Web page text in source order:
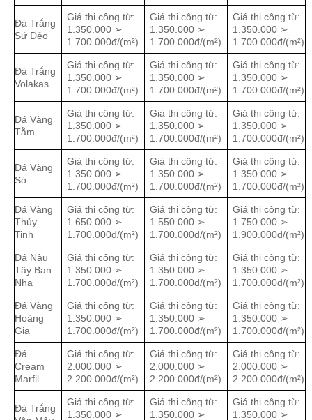
Đá Trắng
Sứ Dẻo
Giá thi công từ:
1.350.000 ➢
1.700.000đ/(m²)
Giá thi công từ:
1.350.000 ➢
1.700.000đ/(m²)
Giá thi công từ:
1.350.000 ➢
1.700.000đ/(m²)
Đá Trắng
Volakas
Giá thi công từ:
1.350.000 ➢
1.700.000đ/(m²)
Giá thi công từ:
1.350.000 ➢
1.700.000đ/(m²)
Giá thi công từ:
1.350.000 ➢
1.700.000đ/(m²)
Đá Vàng
Tằm
Giá thi công từ:
1.350.000 ➢
1.700.000đ/(m²)
Giá thi công từ:
1.350.000 ➢
1.700.000đ/(m²)
Giá thi công từ:
1.350.000 ➢
1.700.000đ/(m²)
Đá Vàng
Sò
Giá thi công từ:
1.350.000 ➢
1.700.000đ/(m²)
Giá thi công từ:
1.350.000 ➢
1.700.000đ/(m²)
Giá thi công từ:
1.350.000 ➢
1.700.000đ/(m²)
Đá Vàng
Thủy
Tinh
Giá thi công từ:
1.650.000 ➢
1.700.000đ/(m²)
Giá thi công từ:
1.550.000 ➢
1.700.000đ/(m²)
Giá thi công từ:
1.750.000 ➢
1.900.000đ/(m²)
Đá Nâu
Tây Ban
Nha
Giá thi công từ:
1.350.000 ➢
1.700.000đ/(m²)
Giá thi công từ:
1.350.000 ➢
1.700.000đ/(m²)
Giá thi công từ:
1.350.000 ➢
1.700.000đ/(m²)
Đá Vàng
Hoàng
Gia
Giá thi công từ:
1.350.000 ➢
1.700.000đ/(m²)
Giá thi công từ:
1.350.000 ➢
1.700.000đ/(m²)
Giá thi công từ:
1.350.000 ➢
1.700.000đ/(m²)
Đá
Cream
Marfil
Giá thi công từ:
2.000.000 ➢
2.200.000đ/(m²)
Giá thi công từ:
2.000.000 ➢
2.200.000đ/(m²)
Giá thi công từ:
2.000.000 ➢
2.200.000đ/(m²)
Đá Trắng
Giá thi công từ:
1.350.000 ➢
Giá thi công từ:
1.350.000 ➢
Giá thi công từ:
1.350.000 ➢